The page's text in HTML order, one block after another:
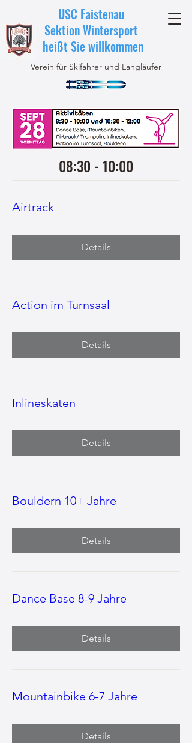
USC Faistenau
Sektion Wintersport
heißt Sie willkommen
Verein für Skifahrer und Langläufer
Airtrack
Details
Action im Turnsaal
Details
Inlineskaten
Details
Bouldern 10+ Jahre
Details
Dance Base 8-9 Jahre
Details
Mountainbike 6-7 Jahre
Details
08:30 - 10:00